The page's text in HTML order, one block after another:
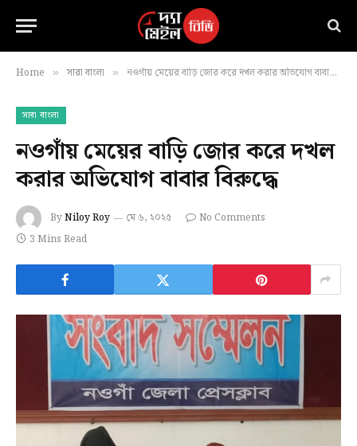
Home » সারা বাংলা » নওগাঁয় মেয়ের বাড়ি জোর করে দখল করার অভিযোগ বাবার বিরুদ্ধে
সারা বাংলা
নওগাঁয় মেয়ের বাড়ি জোর করে দখল
করার অভিযোগ বাবার বিরুদ্ধে
ByNiloy Roy মে ৬, ২০২৫
No Comments
3 Mins Read